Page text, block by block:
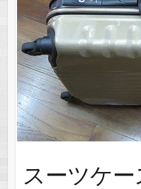
スーツケ